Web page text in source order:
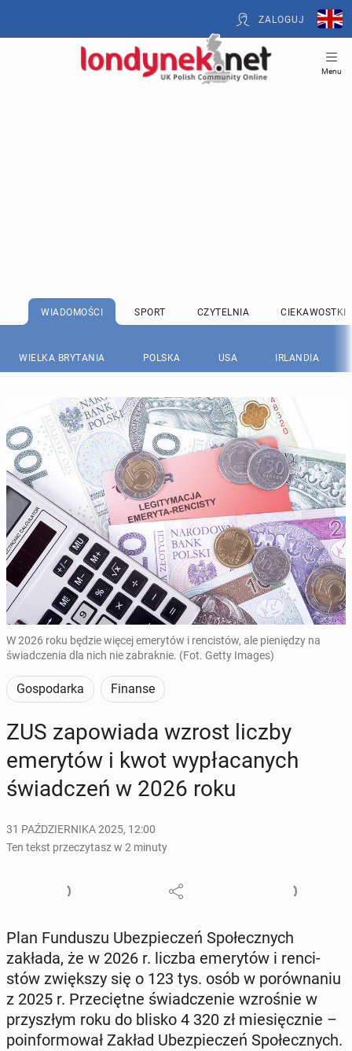
ZALOGUJ
Menu
WIADOMOŚCI SPORT CZYTELNIA CIEKAWOSTKI
WIELKA BRYTANIA POLSKA USA IRLANDIA
W 2026 roku będzie więcej emerytów i rencistów, ale pieniędzy na
świadczenia dla nich nie zabraknie. (Fot. Getty Images)
Gospodarka Finanse
ZUS za­po­wia­da wzrost liczby
eme­ry­tów i kwot wy­pła­ca­nych
świad­czeń w 2026 roku
31 PAŹDZIERNIKA 2025, 12:00
Ten tekst przeczytasz w 2 minuty
Plan Fun­du­szu Ubez­pie­czeń Spo­łecz­nych
zakłada, że w 2026 r. liczba eme­ry­tów i ren­ci­
stów zwięk­szy się o 123 tys. osób w po­rów­na­niu
z 2025 r. Prze­cięt­ne świad­cze­nie wzro­śnie w
przy­szłym roku do blisko 4 320 zł mie­sięcz­nie –
po­in­for­mo­wał Zakład Ubez­pie­czeń Spo­łecz­nych.